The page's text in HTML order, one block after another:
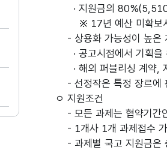
· 지원금의 80%(5,510
※ 17년 예산 미확보시
- 상용화 가능성이 높은
· 공고시점에서 기획을
· 해외 퍼블리싱 계약,
- 선정작은 특정 장르에
ㅇ 지원조건
- 모든 과제는 협약기간
- 1개사 1개 과제접수 가
- 과제별 국고 지원금은